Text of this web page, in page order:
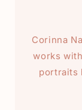
Corinna
works
portraits